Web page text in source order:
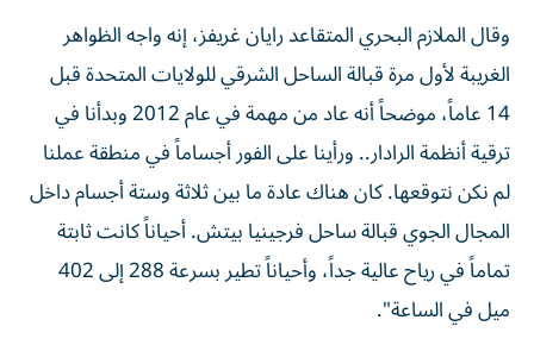
وقال الملازم البحري المتقاعد رايان غريفز، إنه واجه الظواهر
الغريبة لأول مرة قبالة الساحل الشرقي للولايات المتحدة قبل
14 عاماً، موضحاً أنه عاد من مهمة في عام 2012 وبدأنا في
ترقية أنظمة الرادار.. ورأينا على الفور أجساماً في منطقة عملنا
لم نكن نتوقعها. كان هناك عادة ما بين ثلاثة وستة أجسام داخل
المجال الجوي قبالة ساحل فرجينيا بيتش. أحياناً كانت ثابتة
تماماً في رياح عالية جداً، وأحياناً تطير بسرعة 288 إلى 402
ميل في الساعة".